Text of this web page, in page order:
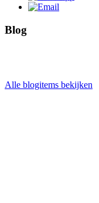
Blog
Alle blogitems bekijken